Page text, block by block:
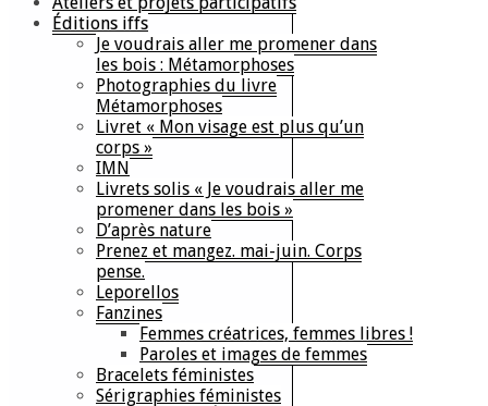
Éditions iffs
Je voudrais aller me promener dans
les bois : Métamorphoses
Photographies du livre
Métamorphoses
Livret « Mon visage est plus qu’un
corps »
IMN
Livrets solis « Je voudrais aller me
promener dans les bois »
D’après nature
Prenez et mangez. mai-juin. Corps
pense.
Leporellos
Fanzines
Femmes créatrices, femmes libres !
Paroles et images de femmes
Bracelets féministes
Sérigraphies féministes